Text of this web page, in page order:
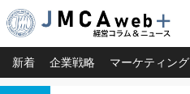
新着 企業戦略 マーケティング